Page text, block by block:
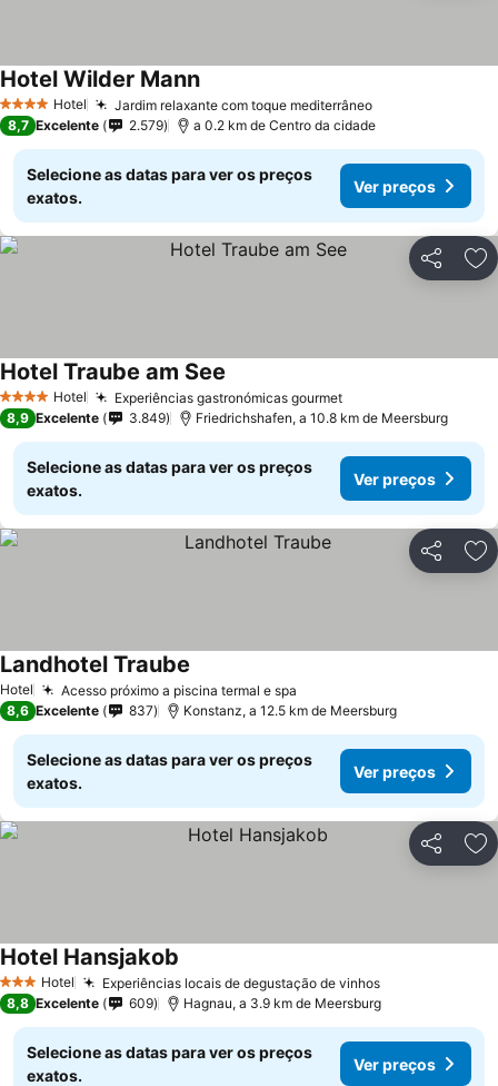
4 EstrelasHotel Jardim relaxante com toque mediterrâneo
Hotel Wilder Mann
8,7 Excelente 2.579 a 0.2 km de Centro da cidade
Selecione as datas para ver os preços
exatos.
Ver preços
Partilhar
4 EstrelasHotel Experiências gastronómicas gourmet
Hotel Traube am See
8,9 Excelente 3.849 Friedrichshafen, a 10.8 km de Meersburg
Selecione as datas para ver os preços
exatos.
Ver preços
Partilhar
Hotel Acesso próximo a piscina termal e spa
Landhotel Traube
8,6 Excelente 837 Konstanz, a 12.5 km de Meersburg
Selecione as datas para ver os preços
exatos.
Ver preços
Partilhar
3 EstrelasHotel Experiências locais de degustação de vinhos
Hotel Hansjakob
8,8 Excelente 609 Hagnau, a 3.9 km de Meersburg
Selecione as datas para ver os preços
exatos.
Ver preços